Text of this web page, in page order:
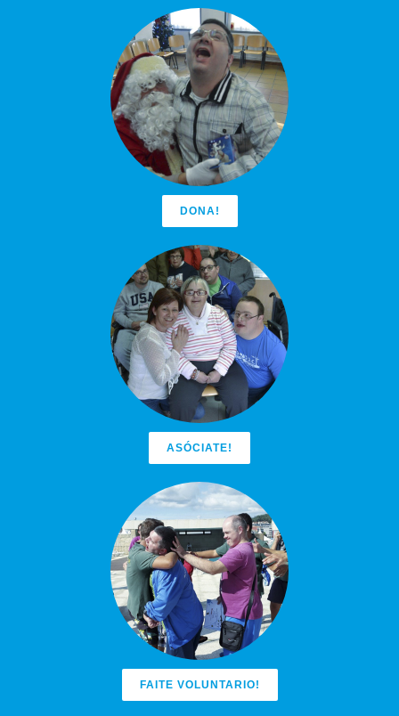
DONA!
ASÓCIATE!
FAITE VOLUNTARIO!